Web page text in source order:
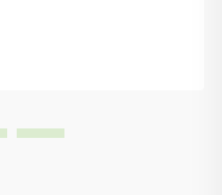
plupart des modèles